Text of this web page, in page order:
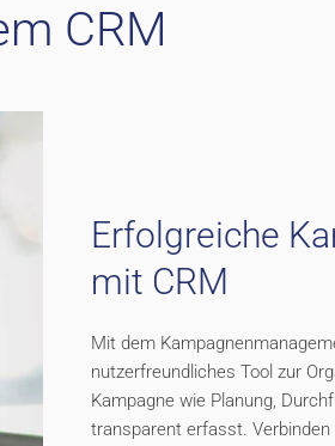
CRM
Erfolgreiche
mit CRM
Mit dem
nutzerfreundliches Tool zur
Kampagne wie Planung,
transparent erfasst. Verbinden